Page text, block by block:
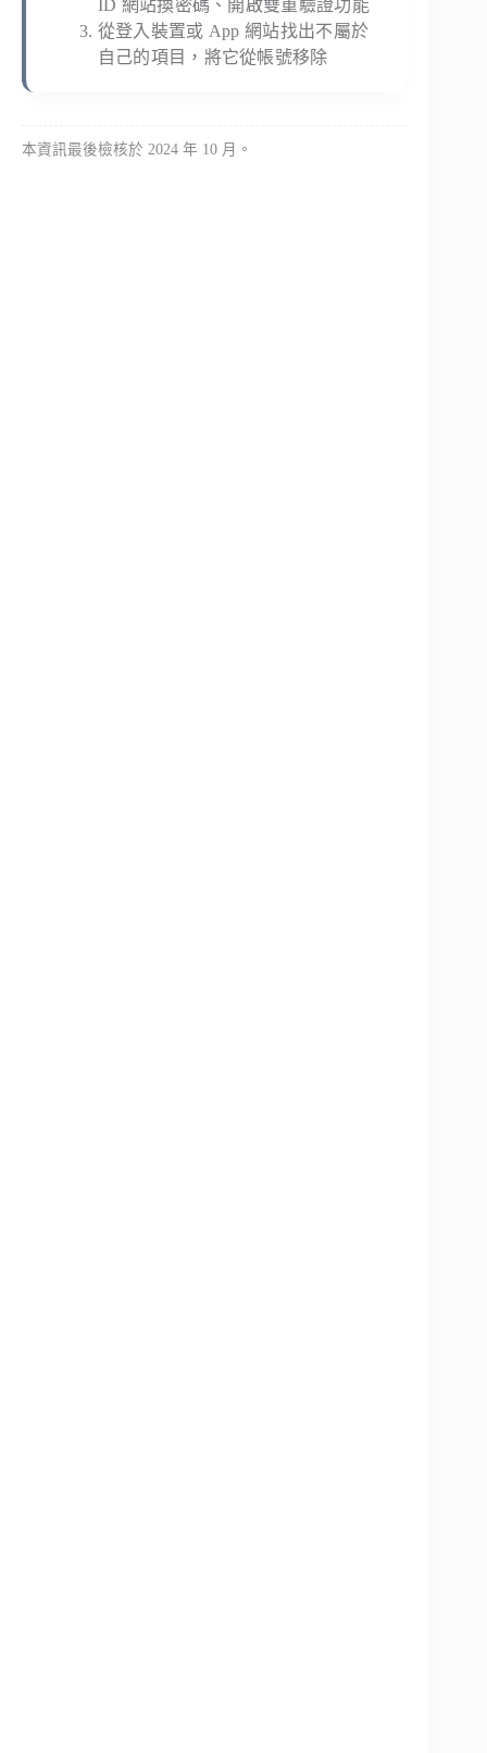
ID 網站換密碼、開啟雙重驗證功能
從登入裝置或 App 網站找出不屬於
自己的項目，將它從帳號移除
本資訊最後檢核於 2024 年 10 月。